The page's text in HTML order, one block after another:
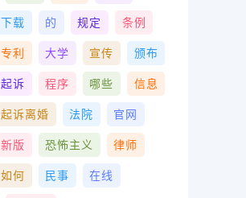
下载 的 规定 条例
专利 大学 宣传 颁布
起诉 程序 哪些 信息
起诉离婚 法院 官网
新版 恐怖主义 律师
如何 民事 在线